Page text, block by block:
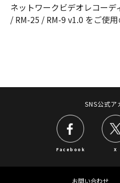
ネットワークビデオレコー
/ RM-25 / RM-9 v1.0 をご使
SNS公式ア
Facebook X
お問い合わせ